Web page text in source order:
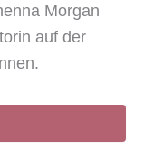
Morgan
auf der